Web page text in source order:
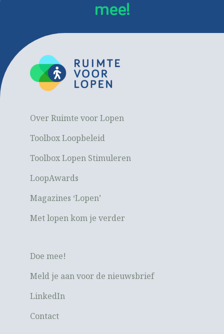
mee!
Over Ruimte voor Lopen
Toolbox Loopbeleid
Toolbox Lopen Stimuleren
LoopAwards
Magazines ‘Lopen’
Met lopen kom je verder
Doe mee!
Meld je aan voor de nieuwsbrief
LinkedIn
Contact